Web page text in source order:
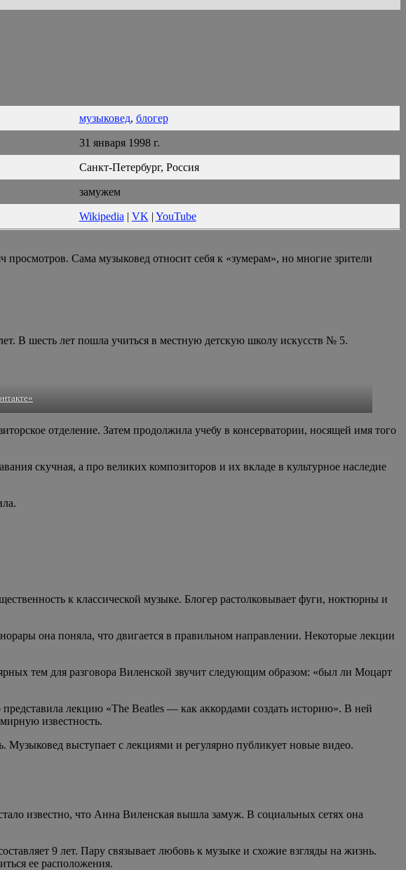
музыковед, блогер
31 января 1998 г.
Санкт-Петербург, Россия
замужем
Wikipedia| VK| YouTube
Сама музыковед относит себя к «зумерам», но многие зрители
В шесть лет пошла учиться в местную детскую школу искусств № 5.
отделение. Затем продолжила учебу в консерватории, носящей имя того
скучная, а про великих композиторов и их вкладе в культурное наследие
к классической музыке. Блогер растолковывает фуги, ноктюрны и
она поняла, что двигается в правильном направлении. Некоторые лекции
тем для разговора Виленской звучит следующим образом: «был ли Моцарт
лекцию «The Beatles — как аккордами создать историю». В ней
известность.
выступает с лекциями и регулярно публикует новые видео.
известно, что Анна Виленская вышла замуж. В социальных сетях она
9 лет. Пару связывает любовь к музыке и схожие взгляды на жизнь.
ее расположения.